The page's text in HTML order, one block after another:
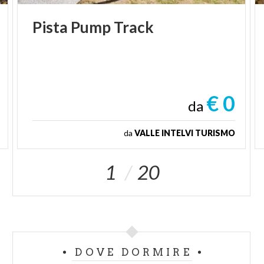
Pista PumpTrack
da € 0
da VALLE INTELVI TURISMO
1 20
DOVE DORMIRE